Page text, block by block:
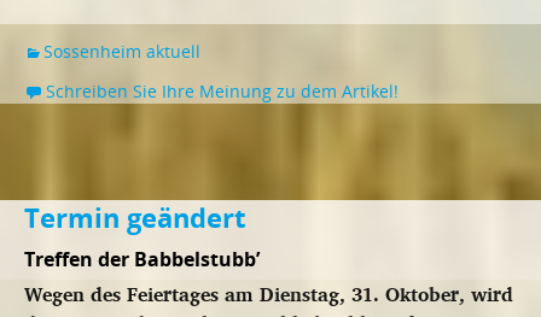
Sossenheim aktuell
Schreiben Sie Ihre Meinung zu dem Artikel!
Termin geändert
Treffen der Babbelstubb’
Wegen des Feiertages am Dienstag, 31. Oktober, wird